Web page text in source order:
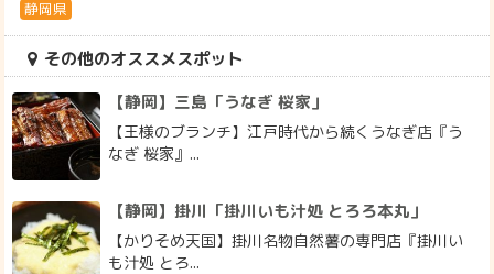
静岡県
その他のオススメスポット
【静岡】三島「うなぎ 桜家」
【王様のブランチ】江戸時代から続くうなぎ店『う
なぎ 桜家』...
【静岡】掛川「掛川いも汁処 とろろ本丸」
【かりそめ天国】掛川名物自然薯の専門店『掛川い
も汁処 とろ...